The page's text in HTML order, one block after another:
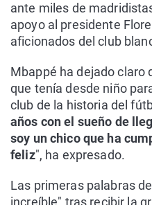
ante miles de
apoyo al presidente
aficionados del club
Mbappé ha dejado claro
que tenía desde niño
club de la historia del
años con el sueño de
soy un chico que ha
feliz", ha expresado.
Las primeras palabras
increíble" tras recibir la